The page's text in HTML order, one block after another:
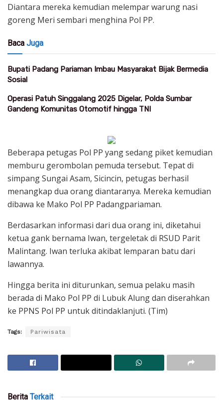
Diantara mereka kemudian melempar warung nasi
goreng Meri sembari menghina Pol PP.
Baca Juga
Bupati Padang Pariaman Imbau Masyarakat Bijak Bermedia
Sosial
Operasi Patuh Singgalang 2025 Digelar, Polda Sumbar
Gandeng Komunitas Otomotif hingga TNI
Beberapa petugas Pol PP yang sedang piket kemudian
memburu gerombolan pemuda tersebut. Tepat di
simpang Sungai Asam, Sicincin, petugas berhasil
menangkap dua orang diantaranya. Mereka kemudian
dibawa ke Mako Pol PP Padangpariaman.
Berdasarkan informasi dari dua orang ini, diketahui
ketua gank bernama Iwan, tergeletak di RSUD Parit
Malintang. Iwan terluka akibat lemparan batu dari
lawannya.
Hingga berita ini diturunkan, semua pelaku masih
berada di Mako Pol PP di Lubuk Alung dan diserahkan
ke PPNS Pol PP untuk ditindaklanjuti. (Tim)
Tags: Pariwisata
Berita Terkait